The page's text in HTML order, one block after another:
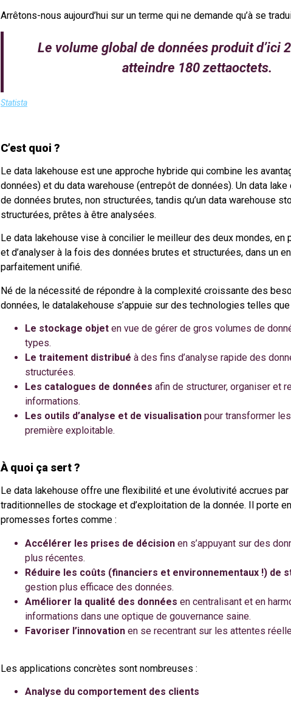
Arrêtons-nous aujourd’hui sur un terme qui ne demande qu’à se
Le volume global de données produit d’ici
atteindre 180 zettaoctets.
Statista
C’est quoi ?
Le data lakehouse est une approche hybride qui combine les
données) et du data warehouse (entrepôt de données). Un data
de données brutes, non structurées, tandis qu’un data warehouse
structurées, prêtes à être analysées.
Le data lakehouse vise à concilier le meilleur des deux mondes, en
et d’analyser à la fois des données brutes et structurées, dans un
parfaitement unifié.
Né de la nécessité de répondre à la complexité croissante des
données, le datalakehouse s’appuie sur des technologies telles que
Le stockage objet en vue de gérer de gros volumes de
types.
Le traitement distribué à des fins d’analyse rapide des
structurées.
Les catalogues de données afin de structurer, organiser et
informations.
Les outils d’analyse et de visualisation pour transformer
première exploitable.
À quoi ça sert ?
Le data lakehouse offre une flexibilité et une évolutivité accrues
traditionnelles de stockage et d’exploitation de la donnée. Il porte
promesses fortes comme :
Accélérer les prises de décision en s’appuyant sur des
plus récentes.
Réduire les coûts (financiers et environnementaux !) de
gestion plus efficace des données.
Améliorer la qualité des données en centralisant et en
informations dans une optique de gouvernance saine.
Favoriser l’innovation en se recentrant sur les attentes
Les applications concrètes sont nombreuses :
Analyse du comportement des clients